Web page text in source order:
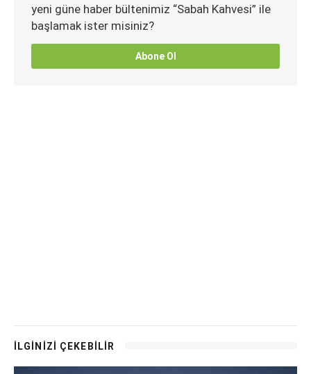
yeni güne haber bültenimiz “Sabah Kahvesi” ile
başlamak ister misiniz?
Abone Ol
İLGİNİZİ ÇEKEBİLİR